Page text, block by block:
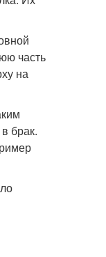
часть
на
брак.